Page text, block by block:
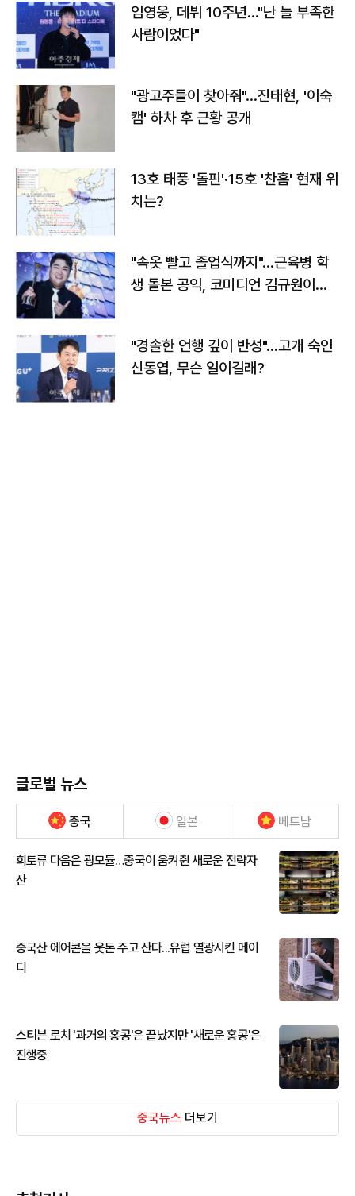
임영웅, 데뷔 10주년…"난 늘 부족한
사람이었다"
"광고주들이 찾아줘"…진태현, '이숙
캠' 하차 후 근황 공개
13호 태풍 '돌핀'·15호 '찬홈' 현재 위
치는?
"속옷 빨고 졸업식까지"…근육병 학
생 돌본 공익, 코미디언 김규원이었
"경솔한 언행 깊이 반성"…고개 숙인
신동엽, 무슨 일이길래?
글로벌 뉴스
중국 일본 베트남
희토류 다음은 광모듈…중국이 움켜쥔 새로운 전략자
산
중국산 에어콘을 웃돈 주고 산다...유럽 열광시킨 메이
디
스티븐 로치 '과거의 홍콩'은 끝났지만 '새로운 홍콩'은
진행중
중국뉴스 더보기